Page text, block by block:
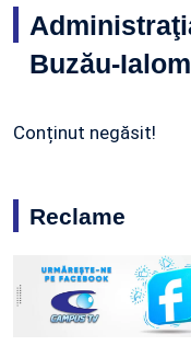
Buzău-
Conținut negăsit!
Reclame